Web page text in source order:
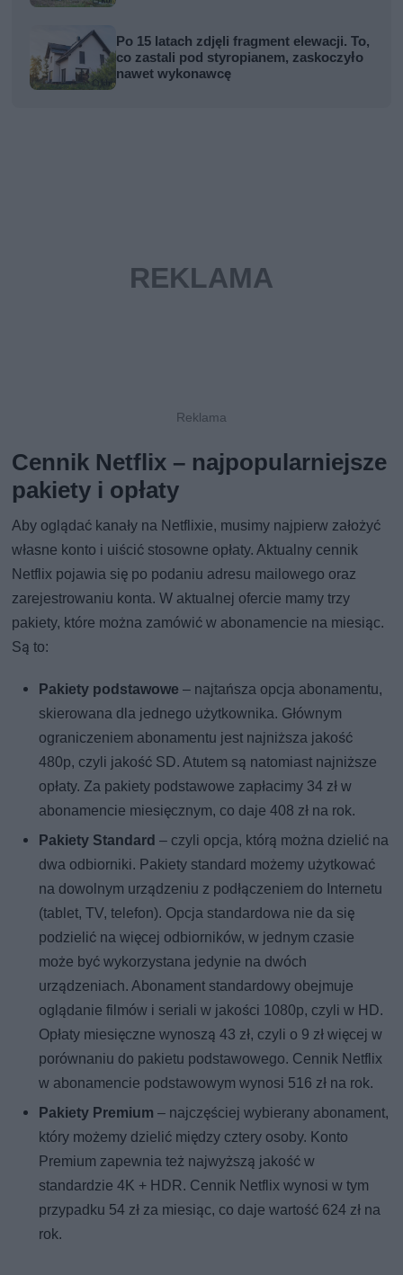
Po 15 latach zdjęli fragment elewacji. To,
co zastali pod styropianem, zaskoczyło
nawet wykonawcę
Cennik Netflix – najpopularniejsze
pakiety i opłaty
Aby oglądać kanały na Netflixie, musimy najpierw założyć
własne konto i uiścić stosowne opłaty. Aktualny cennik
Netflix pojawia się po podaniu adresu mailowego oraz
zarejestrowaniu konta. W aktualnej ofercie mamy trzy
pakiety, które można zamówić w abonamencie na miesiąc.
Są to:
Pakiety podstawowe – najtańsza opcja abonamentu,
skierowana dla jednego użytkownika. Głównym
ograniczeniem abonamentu jest najniższa jakość
480p, czyli jakość SD. Atutem są natomiast najniższe
opłaty. Za pakiety podstawowe zapłacimy 34 zł w
abonamencie miesięcznym, co daje 408 zł na rok.
Pakiety Standard – czyli opcja, którą można dzielić na
dwa odbiorniki. Pakiety standard możemy użytkować
na dowolnym urządzeniu z podłączeniem do Internetu
(tablet, TV, telefon). Opcja standardowa nie da się
podzielić na więcej odbiorników, w jednym czasie
może być wykorzystana jedynie na dwóch
urządzeniach. Abonament standardowy obejmuje
oglądanie filmów i seriali w jakości 1080p, czyli w HD.
Opłaty miesięczne wynoszą 43 zł, czyli o 9 zł więcej w
porównaniu do pakietu podstawowego. Cennik Netflix
w abonamencie podstawowym wynosi 516 zł na rok.
Pakiety Premium – najczęściej wybierany abonament,
który możemy dzielić między cztery osoby. Konto
Premium zapewnia też najwyższą jakość w
standardzie 4K + HDR. Cennik Netflix wynosi w tym
przypadku 54 zł za miesiąc, co daje wartość 624 zł na
rok.